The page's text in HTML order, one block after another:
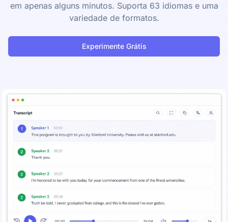
em apenas alguns minutos. Suporta 63 idiomas e uma
variedade de formatos.
Experimente Grátis